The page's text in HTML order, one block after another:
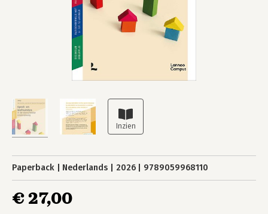
Paperback Nederlands 2026 9789059968110
€ 27,00